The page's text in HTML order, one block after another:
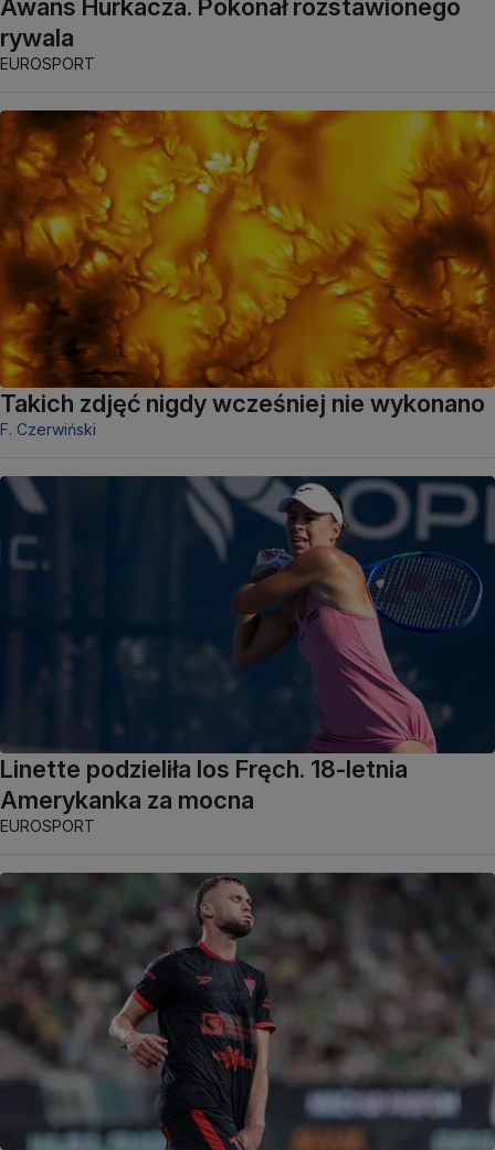
Awans Hurkacza. Pokonał rozstawionego
rywala
EUROSPORT
Takich zdjęć nigdy wcześniej nie wykonano
F. Czerwiński
Linette podzieliła los Fręch. 18-letnia
Amerykanka za mocna
EUROSPORT